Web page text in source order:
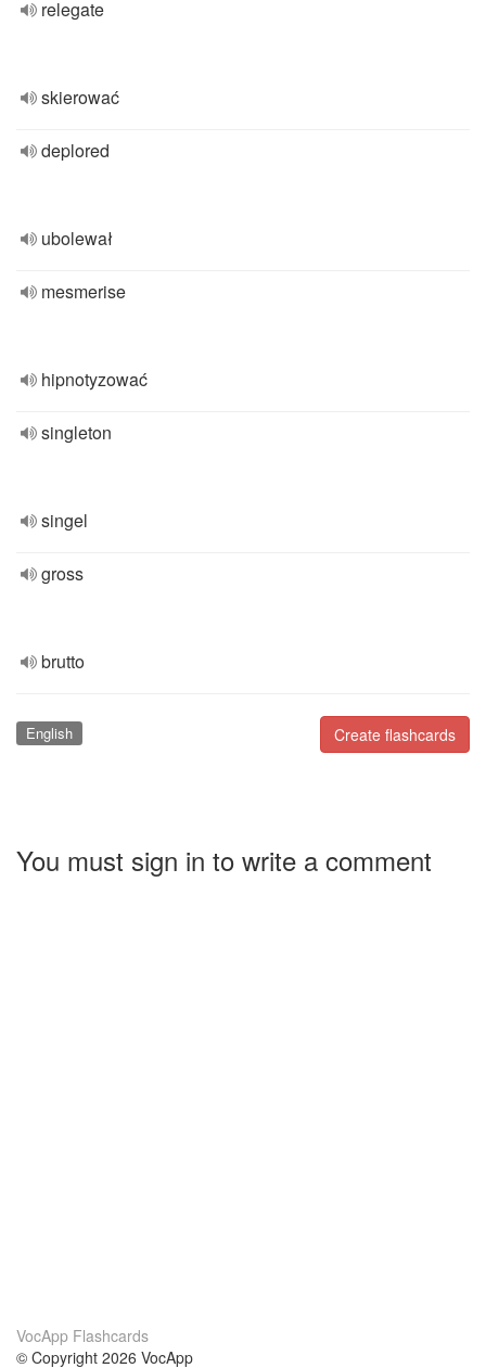
relegate
skierować
deplored
ubolewał
mesmerise
hipnotyzować
singleton
singel
gross
brutto
Create flashcards
English
You must sign in to write a comment
VocApp Flashcards
© Copyright 2026 VocApp